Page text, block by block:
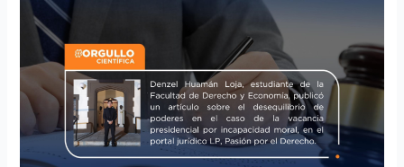
de
Facultad
Derecho
Economía,
publicó